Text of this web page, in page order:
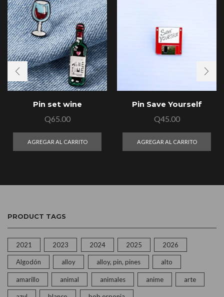
Pin set wine
Q65.00
AGREGAR AL CARRITO
Pin Save Yourself
Q45.00
AGREGAR AL CARRITO
PRODUCT TAGS
2021 2023 2024 2025 2026
Algodón alloy alloy, pin, pines alto
amarillo animal animales anime arte